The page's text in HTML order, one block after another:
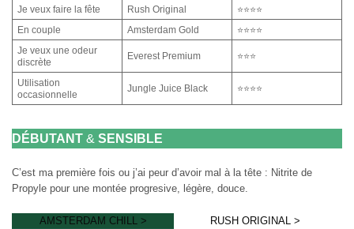
Je veux faire la fête Rush Original
⭐⭐⭐⭐
En couple
Amsterdam Gold
⭐⭐⭐⭐
Je veux une odeur
discrète
Everest Premium ⭐⭐⭐
Utilisation
occasionnelle
Jungle Juice Black ⭐⭐⭐⭐
DÉBUTANT & SENSIBLE
C’est ma première fois ou j’ai peur d’avoir mal à la tête : Nitrite de
Propyle pour une montée progresive, légère, douce.
AMSTERDAM CHILL > RUSH ORIGINAL >